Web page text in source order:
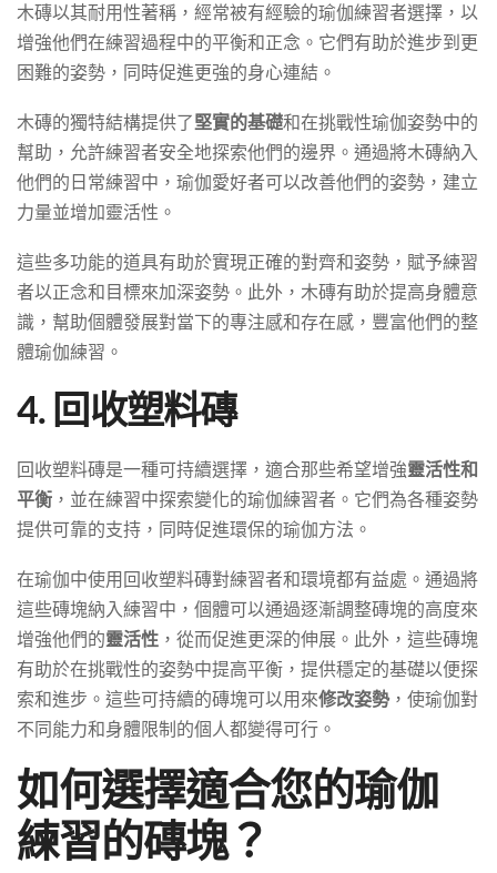
木磚以其耐用性著稱，經常被有經驗的瑜伽練習者選擇，以
增強他們在練習過程中的平衡和正念。它們有助於進步到更
困難的姿勢，同時促進更強的身心連結。
木磚的獨特結構提供了堅實的基礎和在挑戰性瑜伽姿勢中的
幫助，允許練習者安全地探索他們的邊界。通過將木磚納入
他們的日常練習中，瑜伽愛好者可以改善他們的姿勢，建立
力量並增加靈活性。
這些多功能的道具有助於實現正確的對齊和姿勢，賦予練習
者以正念和目標來加深姿勢。此外，木磚有助於提高身體意
識，幫助個體發展對當下的專注感和存在感，豐富他們的整
體瑜伽練習。
4. 回收塑料磚
回收塑料磚是一種可持續選擇，適合那些希望增強靈活性和
平衡 ，並在練習中探索變化的瑜伽練習者。它們為各種姿勢
提供可靠的支持，同時促進環保的瑜伽方法。
在瑜伽中使用回收塑料磚對練習者和環境都有益處。通過將
這些磚塊納入練習中，個體可以通過逐漸調整磚塊的高度來
增強他們的靈活性 ，從而促進更深的伸展。此外，這些磚塊
有助於在挑戰性的姿勢中提高平衡，提供穩定的基礎以便探
索和進步。這些可持續的磚塊可以用來修改姿勢，使瑜伽對
不同能力和身體限制的個人都變得可行。
如何選擇適合您的瑜伽
練習的磚塊？